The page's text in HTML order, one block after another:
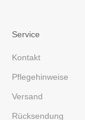
Service
Kontakt
Pflegehinweise
Versand
Rücksendung